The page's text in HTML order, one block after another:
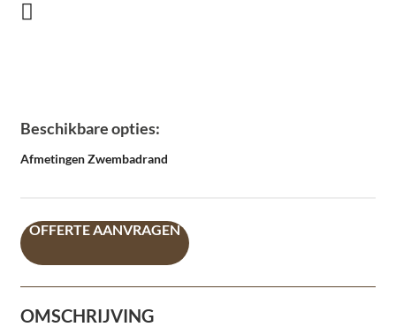
Beschikbare opties:
Afmetingen Zwembadrand
OFFERTE AANVRAGEN
OMSCHRIJVING